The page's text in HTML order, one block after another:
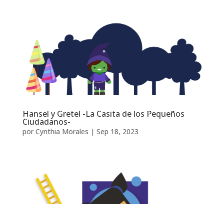
Hansel y Gretel -La Casita de los Pequeños
Ciudadanos-
por Cynthia Morales | Sep 18, 2023